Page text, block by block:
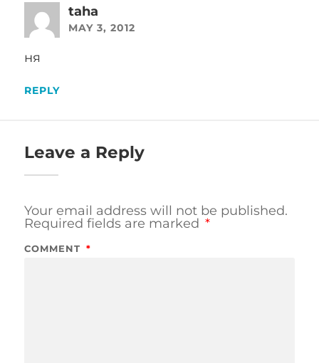
taha
MAY 3, 2012
ня
REPLY
Leave a Reply
Your email address will not be published.
Required fields are marked *
COMMENT *